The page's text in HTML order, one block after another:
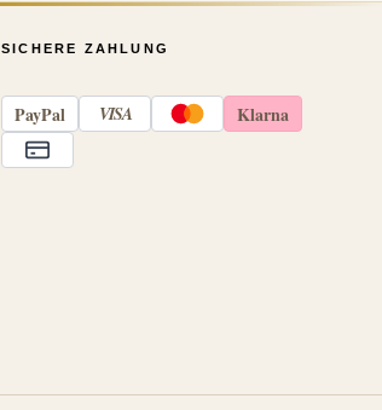
SICHERE ZAHLUNG
PayPal VISA Klarna